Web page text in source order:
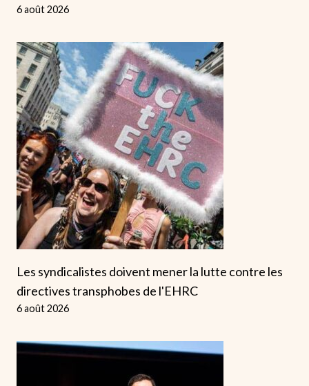
6 août 2026
Les syndicalistes doivent mener la lutte contre les
directives transphobes de l'EHRC
6 août 2026